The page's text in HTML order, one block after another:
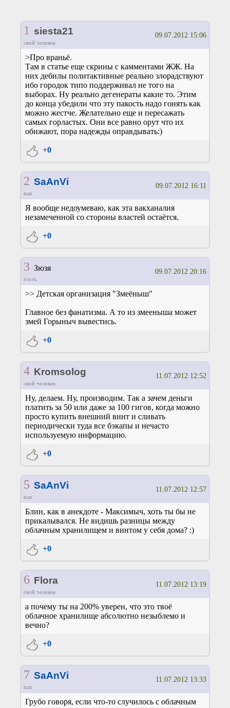
1 siesta21
свой человек
09.07.2012 15:06
>Про враньё.
Там в статье еще скрины с камментами ЖЖ. На
них дебилы политактивные реально злорадствуют
ибо городок типо поддерживал не того на
выборах. Ну реально дегенераты какие то. Этим
до конца убедили что эту пакость надо гонять как
можно жестче. Желательно еще и пересажать
самых горластых. Они все равно орут что их
обижают, пора надежды оправдывать:)
+0
2 SaAnVi
tzar
09.07.2012 16:11
Я вообще недоумеваю, как эта вакханалия
незамеченной со стороны властей остаётся.
+0
3 Зюзя
гость
09.07.2012 20:16
>> Детская организация "Змеёныш"
Главное без фанатизма. А то из змееныша может
змей Горыныч вывестись.
+0
4 Kromsolog
свой человек
11.07.2012 12:52
Ну, делаем. Ну, производим. Так а зачем деньги
платить за 50 или даже за 100 гигов, когда можно
просто купить внешний винт и сливать
периодически туда все бэкапы и нечасто
используемую информацию.
+0
5 SaAnVi
tzar
11.07.2012 12:57
Блин, как в анекдоте - Максимыч, хоть ты бы не
прикалывался. Не видишь разницы между
облачным хранилищем и винтом у себя дома? :)
+0
6 Flora
свой человек
11.07.2012 13:19
а почему ты на 200% уверен, что это твоё
облачное хранилище абсолютно незыблемо и
вечно?
+0
7 SaAnVi
tzar
11.07.2012 13:33
Грубо говоря, если что-то случилось с облачным